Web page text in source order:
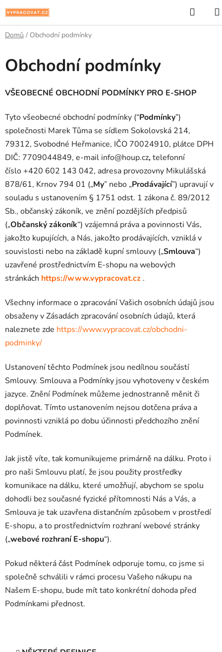
na
obsah
Domů / Obchodní podmínky
Obchodní podmínky
VŠEOBECNÉ OBCHODNÍ PODMÍNKY PRO E-SHOP
Tyto všeobecné obchodní podmínky (“Podmínky”)
společnosti Marek Tůma se sídlem Sokolovská 214,
79312, Svobodné Heřmanice, IČO 70024910, plátce DPH
DIČ: 7709044849, e-mail info@houp.cz,telefonní
číslo +420 602 143 042, adresa provozovny Mikulášská
878/61, Krnov 794 01 („My” nebo „Prodávající”) upravují v
souladu s ustanovením § 1751 odst. 1 zákona č. 89/2012
Sb., občanský zákoník, ve znění pozdějších předpisů
(„Občanský zákoník“) vzájemná práva a povinnosti Vás,
jakožto kupujících, a Nás, jakožto prodávajících, vzniklá v
souvislosti nebo na základě kupní smlouvy („Smlouva“)
uzavřené prostřednictvím E-shopu na webových
stránkách https://www.vypracovat.cz .
Všechny informace o zpracování Vašich osobních údajů jsou
obsaženy v Zásadách zpracování osobních údajů, která
naleznete zde https://www.vypracovat.cz/obchodni-
podminky/
Ustanovení těchto Podmínek jsou nedílnou součástí
Smlouvy. Smlouva a Podmínky jsou vyhotoveny v českém
jazyce. Znění Podmínek můžeme jednostranně měnit či
doplňovat. Tímto ustanovením nejsou dotčena práva a
povinnosti vzniklá po dobu účinnosti předchozího znění
Podmínek.
Jak jistě víte, tak komunikujeme primárně na dálku. Proto i
pro naši Smlouvu platí, že jsou použity prostředky
komunikace na dálku, které umožňují, abychom se spolu
dohodli bez současné fyzické přítomnosti Nás a Vás, a
Smlouva je tak uzavřena distančním způsobem v prostředí
E-shopu, a to prostřednictvím rozhraní webové stránky
(„webové rozhraní E-shopu“).
Pokud některá část Podmínek odporuje tomu, co jsme si
společně schválili v rámci procesu Vašeho nákupu na
Našem E-shopu, bude mít tato konkrétní dohoda před
Podmínkami přednost.